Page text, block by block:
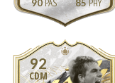
90
85
92
CDM